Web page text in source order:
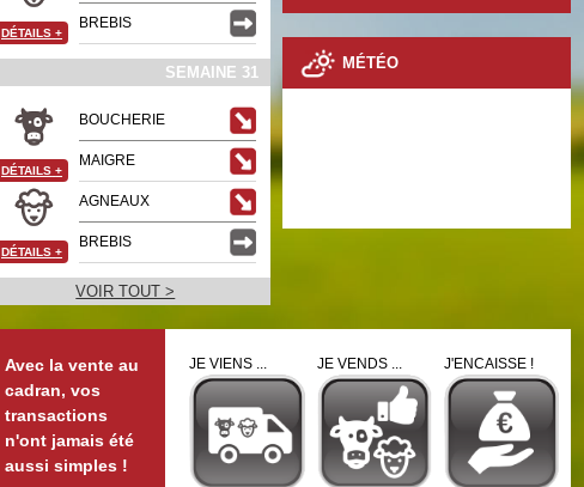
BREBIS
DÉTAILS +
SEMAINE 31
BOUCHERIE
MAIGRE
DÉTAILS +
AGNEAUX
BREBIS
DÉTAILS +
VOIR TOUT >
MÉTÉO
Avec la vente au
cadran, vos
transactions
n'ont jamais été
aussi simples !
JE VIENS ... JE VENDS ... J'ENCAISSE !